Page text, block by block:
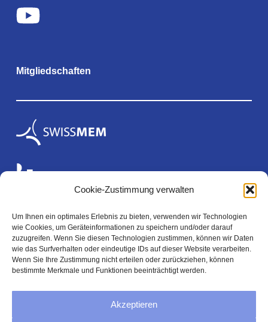
Cookie-Zustimmung verwalten
Um Ihnen ein optimales Erlebnis zu bieten, verwenden wir Technologien
wie Cookies, um Geräteinformationen zu speichern und/oder darauf
zuzugreifen. Wenn Sie diesen Technologien zustimmen, können wir Daten
wie das Surfverhalten oder eindeutige IDs auf dieser Website verarbeiten.
Wenn Sie Ihre Zustimmung nicht erteilen oder zurückziehen, können
bestimmte Merkmale und Funktionen beeinträchtigt werden.
Akzeptieren
Mitgliedschaften
Rechtliches
Impressum